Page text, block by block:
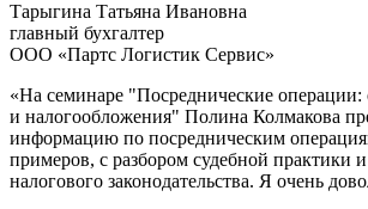
Тарыгина Татьяна Ивановна
главный бухгалтер
ООО «Партс Логистик Сервис»
«На семинаре "Посреднические операции:
и налогообложения" Полина Колмакова
информацию по посредническим
примеров, с разбором судебной практики
налогового законодательства. Я очень